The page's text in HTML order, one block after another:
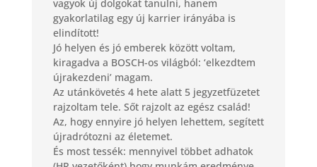
vagyok új dolgokat tanulni, hanem
gyakorlatilag egy új karrier irányába is
elindított!
Jó helyen és jó emberek között voltam,
kiragadva a BOSCH-os világból: ‘elkezdtem
újrakezdeni’ magam.
Az utánkövetés 4 hete alatt 5 jegyzetfüzetet
rajzoltam tele. Sőt rajzolt az egész család!
Az, hogy ennyire jó helyen lehettem, segített
újradrótozni az életemet.
És most tessék: mennyivel többet adhatok